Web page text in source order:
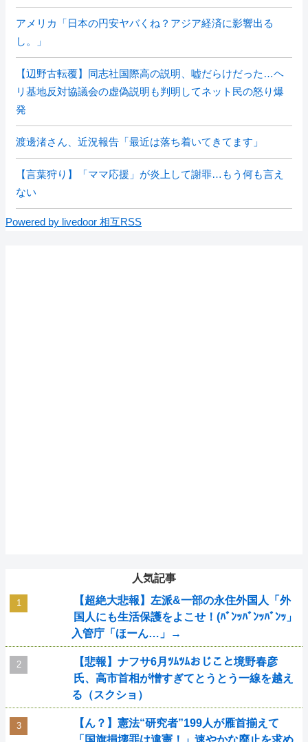
アメリカ「日本の円安ヤバくね？アジア経済に影響出る
し。」
【辺野古転覆】同志社国際高の説明、嘘だらけだった…ヘ
リ基地反対協議会の虚偽説明も判明してネット民の怒り爆
発
渡邊渚さん、近況報告「最近は落ち着いてきてます」
【言葉狩り】「ママ応援」が炎上して謝罪…もう何も言え
ない
Powered by livedoor 相互RSS
人気記事
【超絶大悲報】左派&一部の永住外国人「外
国人にも生活保護をよこせ！(ﾊﾞﾝｯﾊﾞﾝｯﾊﾞﾝｯ」
入管庁「ほーん…」→
【悲報】ナフサ6月ﾂﾑﾂﾑおじこと境野春彦
氏、高市首相が憎すぎてとうとう一線を越え
る（スクショ）
【ん？】憲法“研究者”199人が雁首揃えて
「国旗損壊罪は違憲！」速やかな廃止を求め